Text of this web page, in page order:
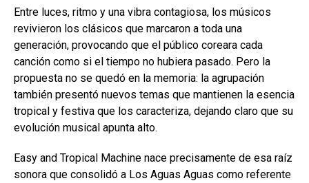
Entre luces, ritmo y una vibra contagiosa, los músicos
revivieron los clásicos que marcaron a toda una
generación, provocando que el público coreara cada
canción como si el tiempo no hubiera pasado. Pero la
propuesta no se quedó en la memoria: la agrupación
también presentó nuevos temas que mantienen la esencia
tropical y festiva que los caracteriza, dejando claro que su
evolución musical apunta alto.
Easy and Tropical Machine nace precisamente de esa raíz
sonora que consolidó a Los Aguas Aguas como referente